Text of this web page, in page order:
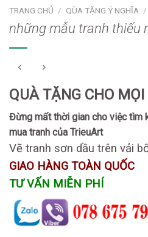
TRANG CHỦ / QÙA TẶNG Ý NGHĨA /
những mẫu tranh thiếu
QUÀ TẶNG CHO MỌI
Đừng mất thời gian cho việc tìm
mua tranh của TrieuArt
Vẽ tranh sơn dầu trên vải
GIAO HÀNG TOÀN QUỐC
TƯ VẤN MIỄN PHÍ